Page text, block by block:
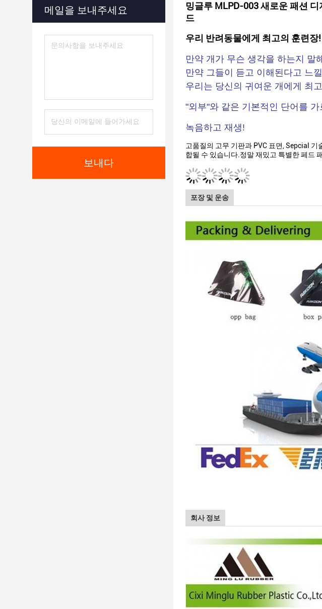
메일을 보내주세요
보내다
밍글루 MLPD-003 새로운 패션
드
우리 반려동물에게 최고의 훈련장!
만약 개가 무슨 생각을 하는지 말
만약 그들이 듣고 이해된다고 느
우리는 당신의 귀여운 개에게 최
"외부"와 같은 기본적인 단어를 가
녹음하고 재생!
고품질의 고무 기판과 PVC 표면, Sepcial
합될 수 있습니다.정말 재밌고 특별한 페드
포장 및 운송
회사 정보